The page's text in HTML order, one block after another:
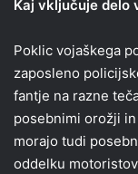
Kaj vključuje delo
Poklic vojaškega
zaposleno
fantje na razne
posebnimi orožji
morajo tudi
oddelku